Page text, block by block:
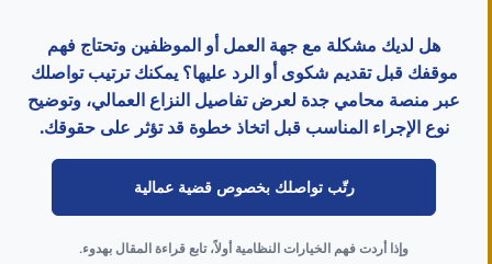
هل لديك مشكلة مع جهة العمل أو الموظفين وتحتاج فهم
موقفك قبل تقديم شكوى أو الرد عليها؟ يمكنك ترتيب تواصلك
عبر منصة محامي جدة لعرض تفاصيل النزاع العمالي، وتوضيح
نوع الإجراء المناسب قبل اتخاذ خطوة قد تؤثر على حقوقك.
رتّب تواصلك بخصوص قضية عمالية
وإذا أردت فهم الخيارات النظامية أولاً، تابع قراءة المقال بهدوء.